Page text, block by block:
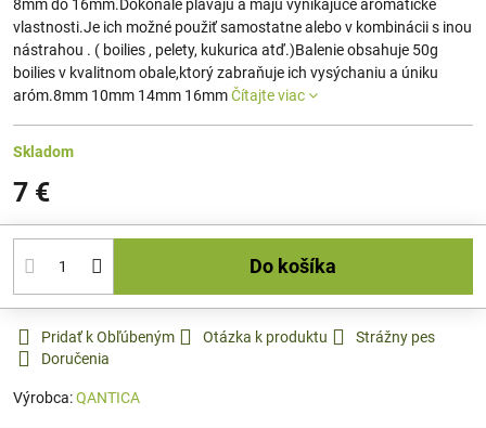
8mm do 16mm.Dokonale plávajú a majú vynikajúce aromatické
vlastnosti.Je ich možné použiť samostatne alebo v kombinácii s inou
nástrahou . ( boilies , pelety, kukurica atď.)Balenie obsahuje 50g
boilies v kvalitnom obale,ktorý zabraňuje ich vysýchaniu a úniku
aróm.8mm 10mm 14mm 16mmČítajte viac
Skladom
7 €
Do košíka
Pridať k Obľúbeným Otázka k produktu
Strážny pes
Doručenia
Výrobca:QANTICA